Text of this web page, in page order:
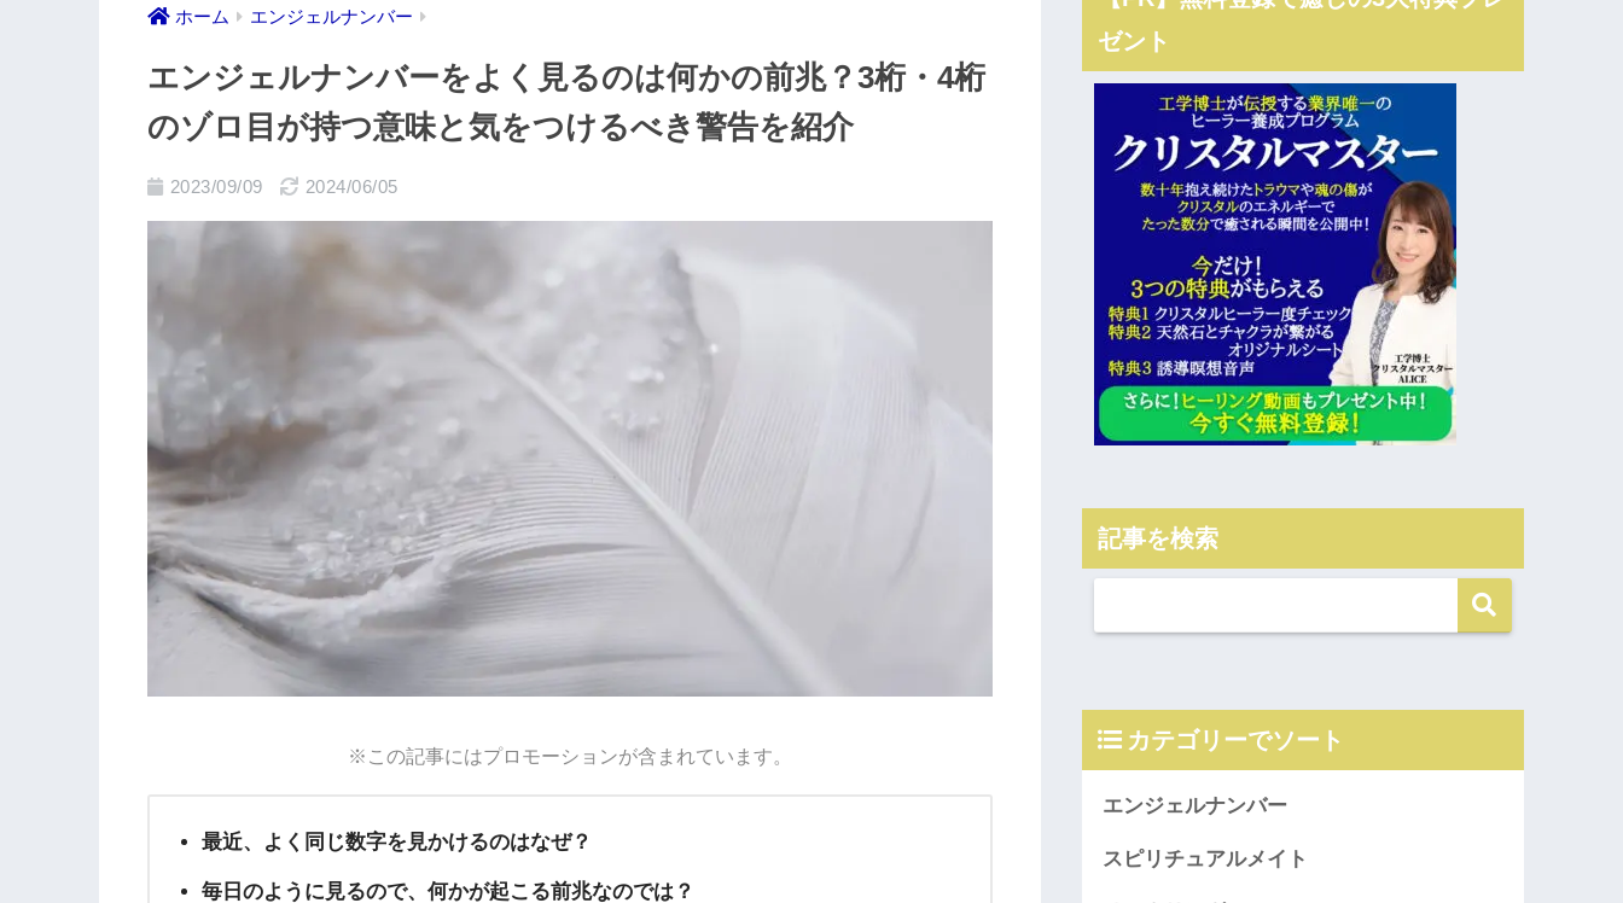
ホーム エンジェルナンバー
エンジェルナンバーをよく見るのは何かの前兆？3桁・4桁
のゾロ目が持つ意味と気をつけるべき警告を紹介
2023/09/09 2024/06/05
※この記事にはプロモーションが含まれています。
最近、よく同じ数字を見かけるのはなぜ？
毎日のように見るので、何かが起こる前兆なのでは？
ゼント
記事を検索
カテゴリーでソート
エンジェルナンバー
スピリチュアルメイト